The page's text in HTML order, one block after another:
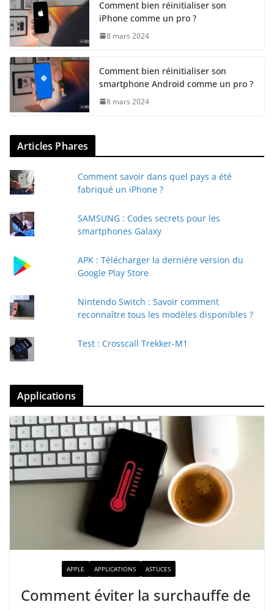
Comment bien réinitialiser son
iPhone comme un pro ?
8 mars 2024
Comment bien réinitialiser son
smartphone Android comme un pro ?
8 mars 2024
Articles Phares
Comment savoir dans quel pays a été
fabriqué un iPhone ?
SAMSUNG : Codes secrets pour les
smartphones Galaxy
APK : Télécharger la dernière version du
Google Play Store
Nintendo Switch : Savoir comment
reconnaître tous les modèles disponibles ?
Test : Crosscall Trekker-M1
Applications
APPLE APPLICATIONS ASTUCES
Comment éviter la surchauffe de